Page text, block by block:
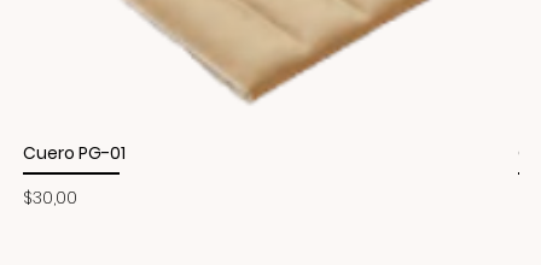
Cuero PG-01
Precio
$30,00